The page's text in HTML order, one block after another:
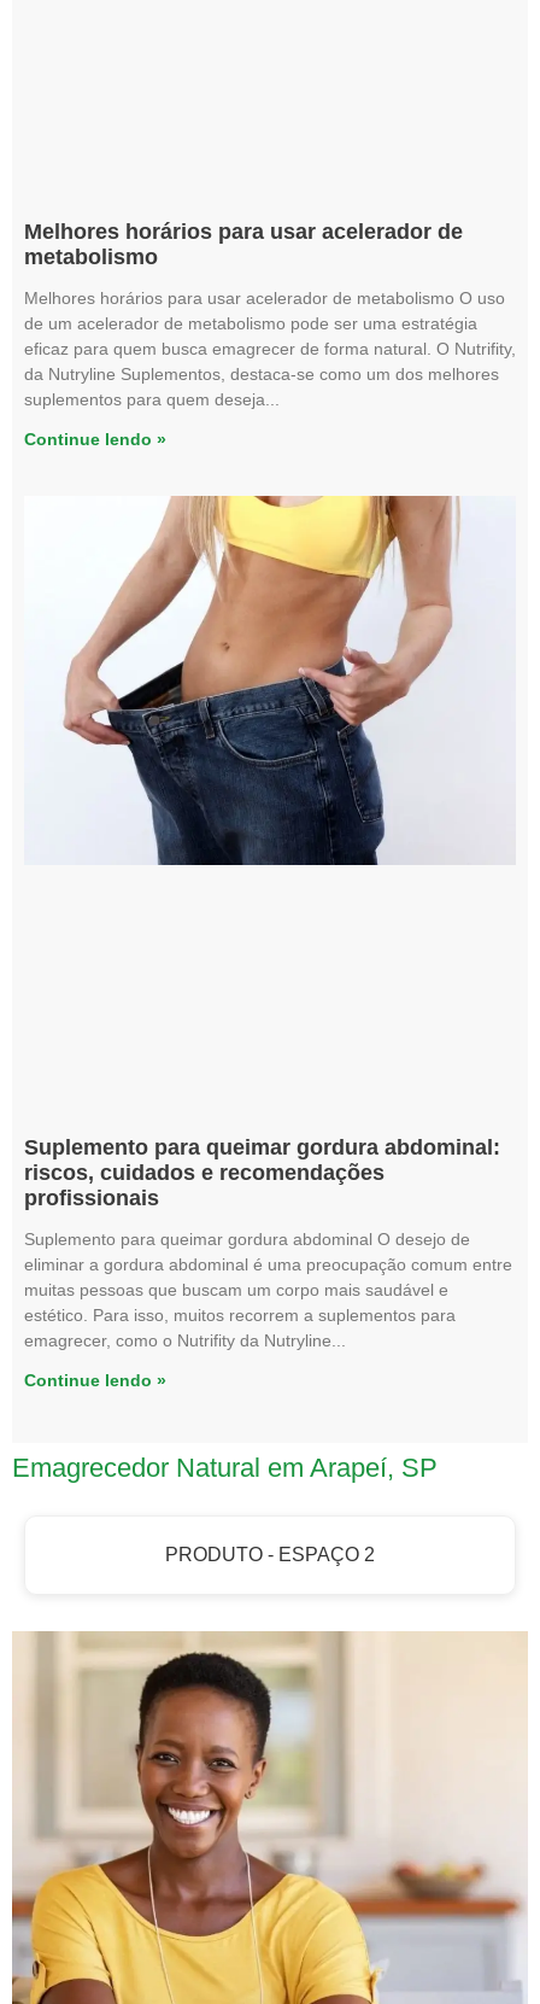
Melhores horários para usar acelerador de
metabolismo
Melhores horários para usar acelerador de metabolismo O uso
de um acelerador de metabolismo pode ser uma estratégia
eficaz para quem busca emagrecer de forma natural. O Nutrifity,
da Nutryline Suplementos, destaca-se como um dos melhores
suplementos para quem deseja
Continue lendo »
Suplemento para queimar gordura abdominal:
riscos, cuidados e recomendações
profissionais
Suplemento para queimar gordura abdominal O desejo de
eliminar a gordura abdominal é uma preocupação comum entre
muitas pessoas que buscam um corpo mais saudável e
estético. Para isso, muitos recorrem a suplementos para
emagrecer, como o Nutrifity da Nutryline
Continue lendo »
Emagrecedor Natural em Arapeí, SP
PRODUTO - ESPAÇO 2